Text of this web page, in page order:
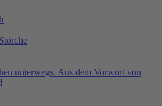
unterwegs. Aus dem Vorwort von